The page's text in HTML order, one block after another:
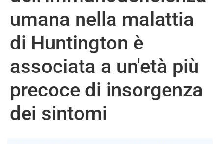
umana nella malattia
di Huntington è
associata a un'età più
precoce di insorgenza
dei sintomi